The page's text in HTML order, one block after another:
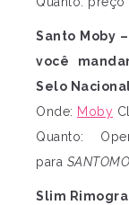
Santo Moby
você
Selo
Onde: Moby
Quanto:
para
Slim